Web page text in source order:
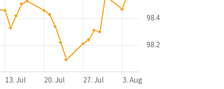
13. Jul 20. Jul 27. Jul 3. Aug
98.2
98.4